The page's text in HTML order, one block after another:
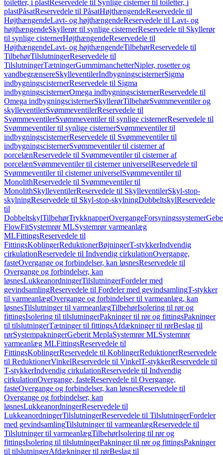
toiletter, i plastReservedele til Synlige cisterner til toiletter, i
plastPåsatReservedele til PåsatHøjthængendeReservedele til
HøjthængendeLavt- og højthængendeReservedele til Lavt- og
højthængendeSkyllerør til synlige cisternerReservedele til Skyllerør
til synlige cisternerHøjthængendeReservedele til
HøjthængendeLavt- og højthængendeTilbehørReservedele til
TilbehørTilslutningerReservedele til
TilslutningerTætningerGummimanchetterNipler, rosetter og
vandbegrænsereSkylleventilerIndbygningscisternerSigma
indbygningscisternerReservedele til Sigma
indbygningscisternerOmega indbygningscisternerReservedele til
Omega indbygningscisternerSkyllerørTilbehørSvømmeventiler og
skylleventilerSvømmeventilerReservedele til
SvømmeventilerSvømmeventiler til synlige cisternerReservedele til
Svømmeventiler til synlige cisternerSvømmeventiler til
indbygningscisternerReservedele til Svømmeventiler til
indbygningscisternerSvømmeventiler til cisterner af
porcelænReservedele til Svømmeventiler til cisterner af
porcelænSvømmeventiler til cisterner universelReservedele til
Svømmeventiler til cisterner universelSvømmeventiler til
MonolithReservedele til Svømmeventiler til
MonolithSkylleventilerReservedele til SkylleventilerSkyl-stop-
skylningReservedele til Skyl-stop-skylningDobbeltskylReservedele
til
DobbeltskylTilbehørTrykknapperOvergangeForsyningssystemer
FlowFitSystemrør MLSystemrør varmeanlæg
MLFittingsReservedele til
FittingsKoblingerReduktionerBøjningerT-stykkerIndvendig
cirkulationReservedele til Indvendig cirkulationOvergange,
fasteOvergange og forbindelser, kan løsnesReservedele til
Overgange og forbindelser, kan
løsnesLukkeanordningerTilslutningerFordeler med
gevindsamlingReservedele til Fordeler med gevindsamlingT-stykker
til varmeanlægOvergange og forbindelser til varmeanlæg, kan
løsnesTilslutninger til varmeanlægTilbehørIsolering til rør og
fittingsIsolering til tilslutningerPakninger til rør og fittingsPakninger
til tilslutningerTætninger til fittingsAfdækninger til rørBeslag til
rørSystempakningerGeberit MeplaSystemrør MLSystemrør
varmeanlæg MLFittingsReservedele til
FittingsKoblingerReservedele til KoblingerReduktionerReservedele
til ReduktionerVinkelReservedele til VinkelT-stykkerReservedele til
T-stykkerIndvendig cirkulationReservedele til Indvendig
cirkulationOvergange, fasteReservedele til Overgange,
fasteOvergange og forbindelser, kan løsnesReservedele til
Overgange og forbindelser, kan
løsnesLukkeanordningerReservedele til
LukkeanordningerTilslutningerReservedele til TilslutningerFordeler
med gevindsamlingTilslutninger til varmeanlægReservedele til
Tilslutninger til varmeanlægTilbehørIsolering til rør og
fittingsIsolering til tilslutningerPakninger til rør og fittingsPakninger
til tilslutningerAfdækninger til rørBeslag til